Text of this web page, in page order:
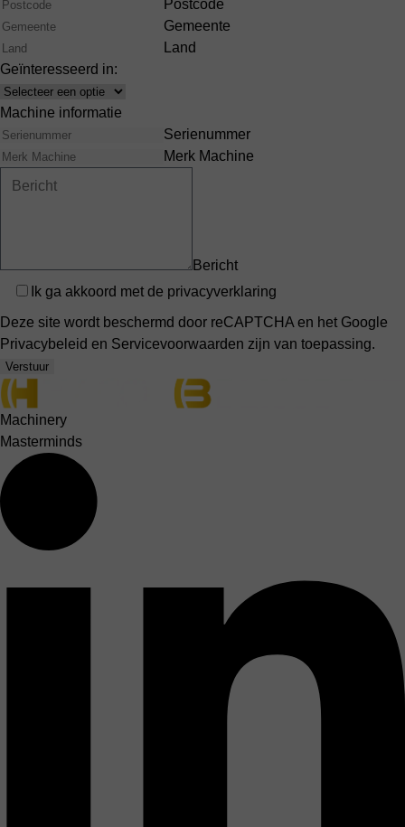
Postcode
Gemeente
Land
Geïnteresseerd in:
Interests
Machine informatie
Serienummer
Merk Machine
Bericht
Privacy
Ik ga akkoord met de privacyverklaring
Deze site wordt beschermd door reCAPTCHA en het Google
Privacybeleid en Servicevoorwaarden zijn van toepassing.
Verstuur
Machinery
Masterminds